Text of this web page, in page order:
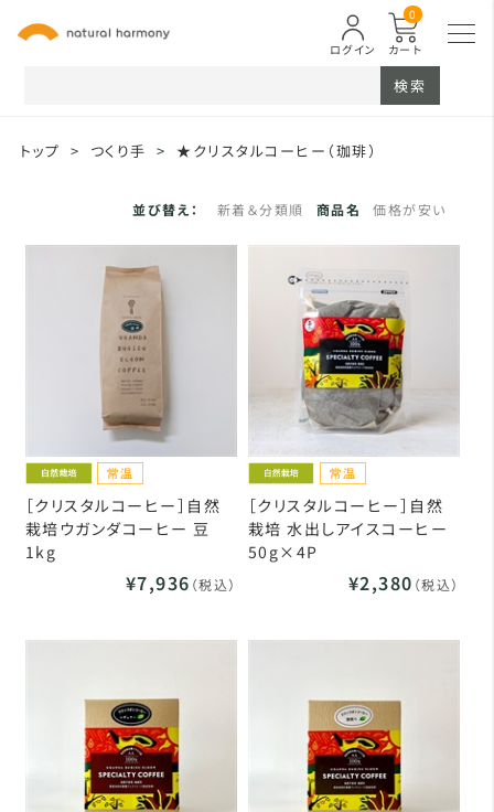
カート
0
ログイン
検索
トップ > つくり手 > ★クリスタルコーヒー（珈琲）
並び替え： 新着＆分類順 商品名 価格が安い
［クリスタルコーヒー］自然
栽培ウガンダコーヒー 豆
1kg
¥7,936 （税込）
［クリスタルコーヒー］自然
栽培 水出しアイスコーヒー
50g×4P
¥2,380 （税込）